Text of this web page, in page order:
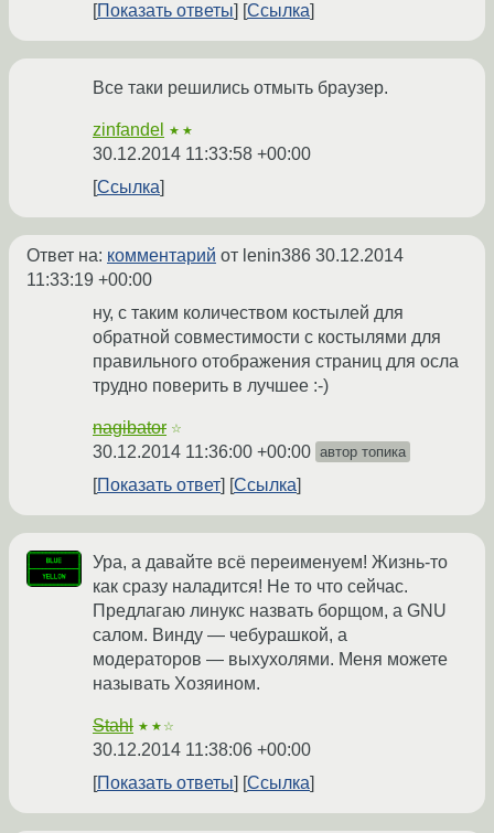
Показать ответы
Ссылка
Все таки решились отмыть браузер.
zinfandel ★★
30.12.2014 11:33:58 +00:00
Ссылка
Ответ на: комментарий от lenin386 30.12.2014
11:33:19 +00:00
ну, с таким количеством костылей для
обратной совместимости с костылями для
правильного отображения страниц для осла
трудно поверить в лучшее :-)
nagibator ☆
30.12.2014 11:36:00 +00:00 автор топика
Показать ответ Ссылка
Ура, а давайте всё переименуем! Жизнь-то
как сразу наладится! Не то что сейчас.
Предлагаю линукс назвать борщом, а GNU
салом. Винду — чебурашкой, а
модераторов — выхухолями. Меня можете
называть Хозяином.
Stahl ★★☆
30.12.2014 11:38:06 +00:00
Показать ответы
Ссылка